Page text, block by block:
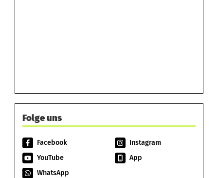
Folge uns
Facebook
Instagram
YouTube
App
WhatsApp